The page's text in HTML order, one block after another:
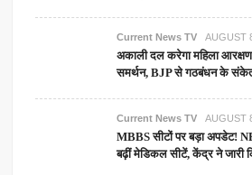
Current News TV AUGUST
अकाली दल करेगा महिला
समर्थन, BJP से गठबंधन के
Current News TV AUGUST
MBBS सीटों पर बड़ा अपडेट!
बढ़ीं मेडिकल सीटें, केंद्र ने जारी